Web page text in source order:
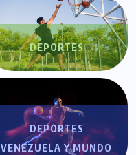
DEPORTES
DEPORTES
VENEZUELA Y MUNDO